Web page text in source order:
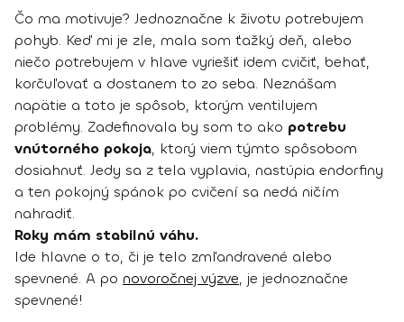
Čo ma motivuje? Jednoznačne k životu potrebujem
pohyb. Keď mi je zle, mala som ťažký deň, alebo
niečo potrebujem v hlave vyriešiť idem cvičiť, behať,
korčuľovať a dostanem to zo seba. Neznášam
napätie a toto je spôsob, ktorým ventilujem
problémy. Zadefinovala by som to ako potrebu
vnútorného pokoja, ktorý viem týmto spôsobom
dosiahnuť. Jedy sa z tela vyplavia, nastúpia endorfiny
a ten pokojný spánok po cvičení sa nedá ničím
nahradiť.
Roky mám stabilnú váhu.
Ide hlavne o to, či je telo zmľandravené alebo
spevnené. A po novoročnej výzve, je jednoznačne
spevnené!